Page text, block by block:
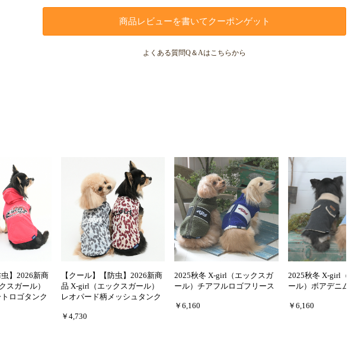
商品レビューを書いてクーポンゲット
よくある質問Q＆Aはこちらから
虫】2026新商
スガール）
ロゴタンク
【クール】【防虫】2026新商
品 X-girl（エックスガール）
レオパード柄メッシュタンク
￥4,730
2025秋冬 X-girl（エックスガ
ール）チアフルロゴフリース
￥6,160
2025秋冬 X-girl（エ
ール）ボアデニム
￥6,160